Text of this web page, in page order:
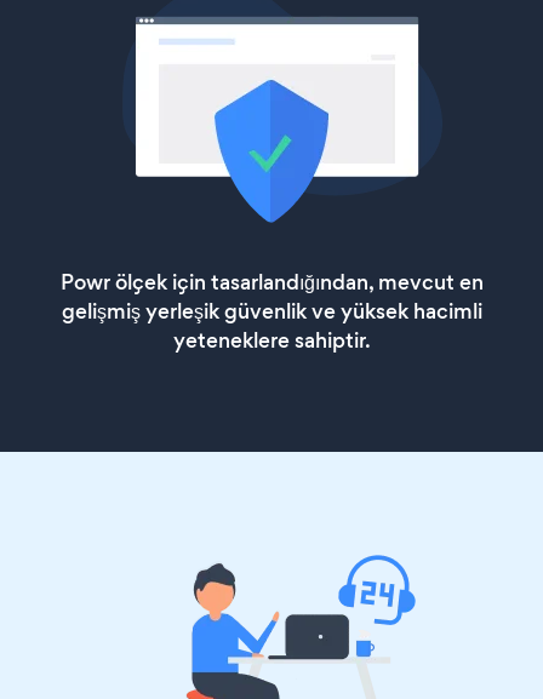
Powr ölçek için tasarlandığından, mevcut en
gelişmiş yerleşik güvenlik ve yüksek hacimli
yeteneklere sahiptir.